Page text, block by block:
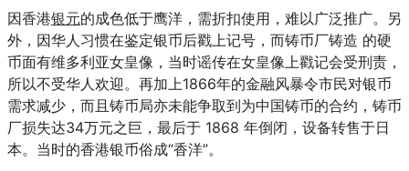
因香港银元的成色低于鹰洋，需折扣使用，难以广泛推广。另
外，因华人习惯在鉴定银币后戳上记号，而铸币厂铸造 的硬
币面有维多利亚女皇像，当时谣传在女皇像上戳记会受刑责，
所以不受华人欢迎。再加上1866年的金融风暴令市民对银币
需求减少，而且铸币局亦未能争取到为中国铸币的合约，铸币
厂损失达34万元之巨，最后于 1868 年倒闭，设备转售于日
本。当时的香港银币俗成“香洋”。